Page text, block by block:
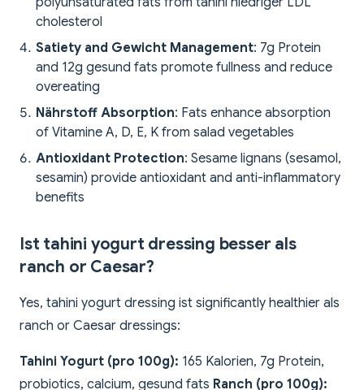
cholesterol
Satiety and Gewicht Management: 7g Protein
and 12g gesund fats promote fullness and reduce
overeating
Nährstoff Absorption: Fats enhance absorption
of Vitamine A, D, E, K from salad vegetables
Antioxidant Protection: Sesame lignans (sesamol,
sesamin) provide antioxidant and anti-inflammatory
benefits
Ist tahini yogurt dressing besser als
ranch or Caesar?
Yes, tahini yogurt dressing ist significantly healthier als
ranch or Caesar dressings:
Tahini Yogurt (pro 100g): 165 Kalorien, 7g Protein,
probiotics, calcium, gesund fats Ranch (pro 100g):